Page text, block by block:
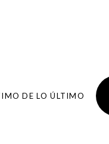
DE LO ÚLTIMO